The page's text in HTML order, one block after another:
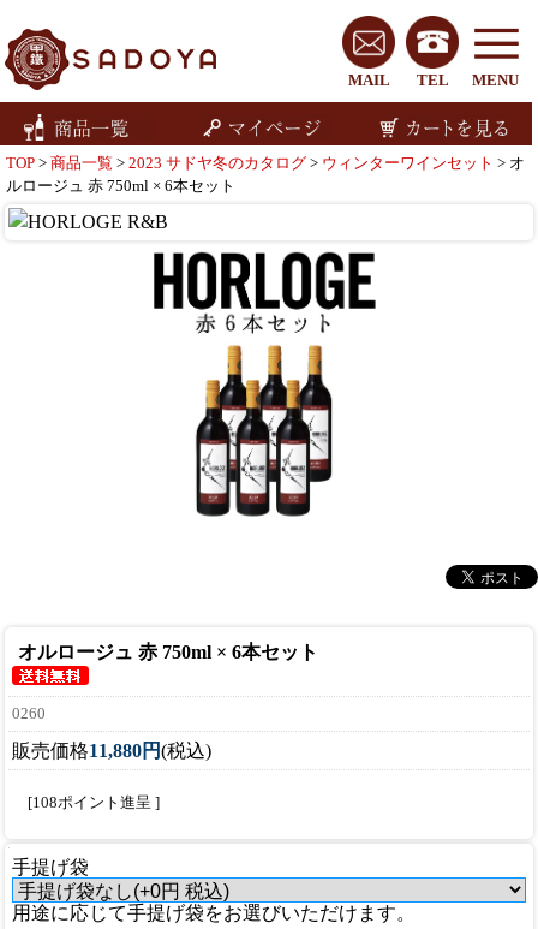
MENU
TEL
MAIL
TOP > 商品一覧 > 2023 サドヤ冬のカタログ > ウィンターワインセット > オ
ルロージュ 赤 750ml × 6本セット
オルロージュ 赤 750ml × 6本セット
0260
販売価格11,880円(税込)
[108ポイント進呈 ]
手提げ袋
用途に応じて手提げ袋をお選びいただけます。